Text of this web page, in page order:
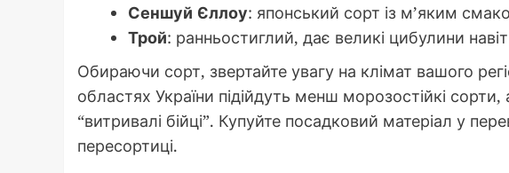
Сеншуй Єллоу: японський сорт із м’яким
Трой: ранньостиглий, дає великі цибулини
Обираючи сорт, звертайте увагу на клімат вашого
областях України підійдуть менш морозостійкі сорти,
“витривалі бійці”. Купуйте посадковий матеріал у
пересортиці.